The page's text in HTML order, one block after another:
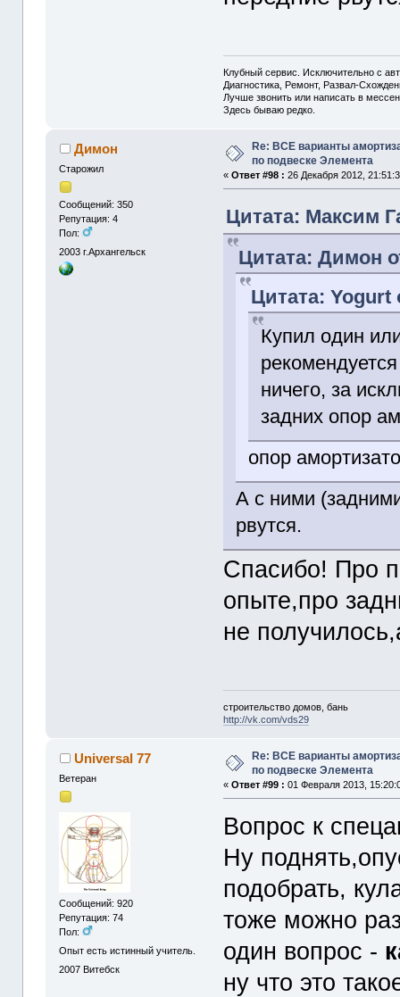
Клубный сервис. Исключительно с
Диагностика, Ремонт, Развал-
Лучше звонить или написать в
Здесь бываю редко.
Димон
Старожил
Сообщений: 350
Репутация: 4
Пол:
2003 г.Архангельск
Re: ВСЕ варианты
по подвеске Элемента
«Ответ #98 : 26 Декабря 2012,
Цитата: Максим
Цитата: Димон
Цитата: Yogurt
Купил один
ничего, за
задних опор
опор
А с ними
рвутся.
Спасибо! Про
опыте,про
не
строительство домов, бань
http://vk.com/vds29
Universal 77
Ветеран
Сообщений: 920
Репутация: 74
Пол:
Опыт есть истинный учитель.
2007 Витебск
Re: ВСЕ варианты
по подвеске Элемента
«Ответ #99 : 01 Февраля 2013,
Вопрос к
Ну
подобрать,
тоже можно
один вопрос -
ну что это